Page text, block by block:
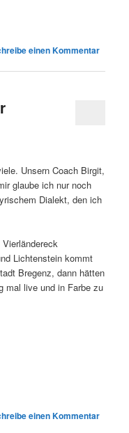
einen Kommentar
Unsern Coach Birgit,
glaube ich nur noch
Dialekt, den ich
Lichtenstein kommt
Bregenz, dann hätten
mal live und in Farbe zu
einen Kommentar